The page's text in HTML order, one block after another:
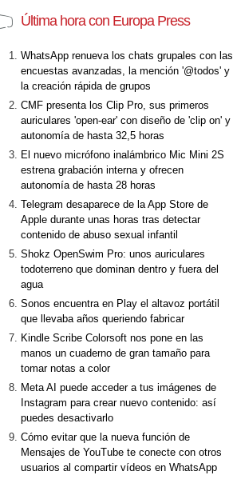
Última hora con Europa Press
WhatsApp renueva los chats grupales con las
encuestas avanzadas, la mención '@todos' y
la creación rápida de grupos
CMF presenta los Clip Pro, sus primeros
auriculares 'open-ear' con diseño de 'clip on' y
autonomía de hasta 32,5 horas
El nuevo micrófono inalámbrico Mic Mini 2S
estrena grabación interna y ofrecen
autonomía de hasta 28 horas
Telegram desaparece de la App Store de
Apple durante unas horas tras detectar
contenido de abuso sexual infantil
Shokz OpenSwim Pro: unos auriculares
todoterreno que dominan dentro y fuera del
agua
Sonos encuentra en Play el altavoz portátil
que llevaba años queriendo fabricar
Kindle Scribe Colorsoft nos pone en las
manos un cuaderno de gran tamaño para
tomar notas a color
Meta AI puede acceder a tus imágenes de
Instagram para crear nuevo contenido: así
puedes desactivarlo
Cómo evitar que la nueva función de
Mensajes de YouTube te conecte con otros
usuarios al compartir vídeos en WhatsApp